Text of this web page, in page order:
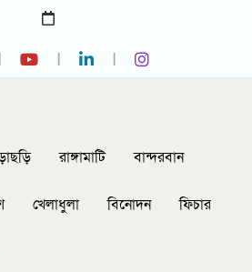
রাঙ্গামাটি বান্দরবান
খেলাধুলা বিনোদন ফিচার